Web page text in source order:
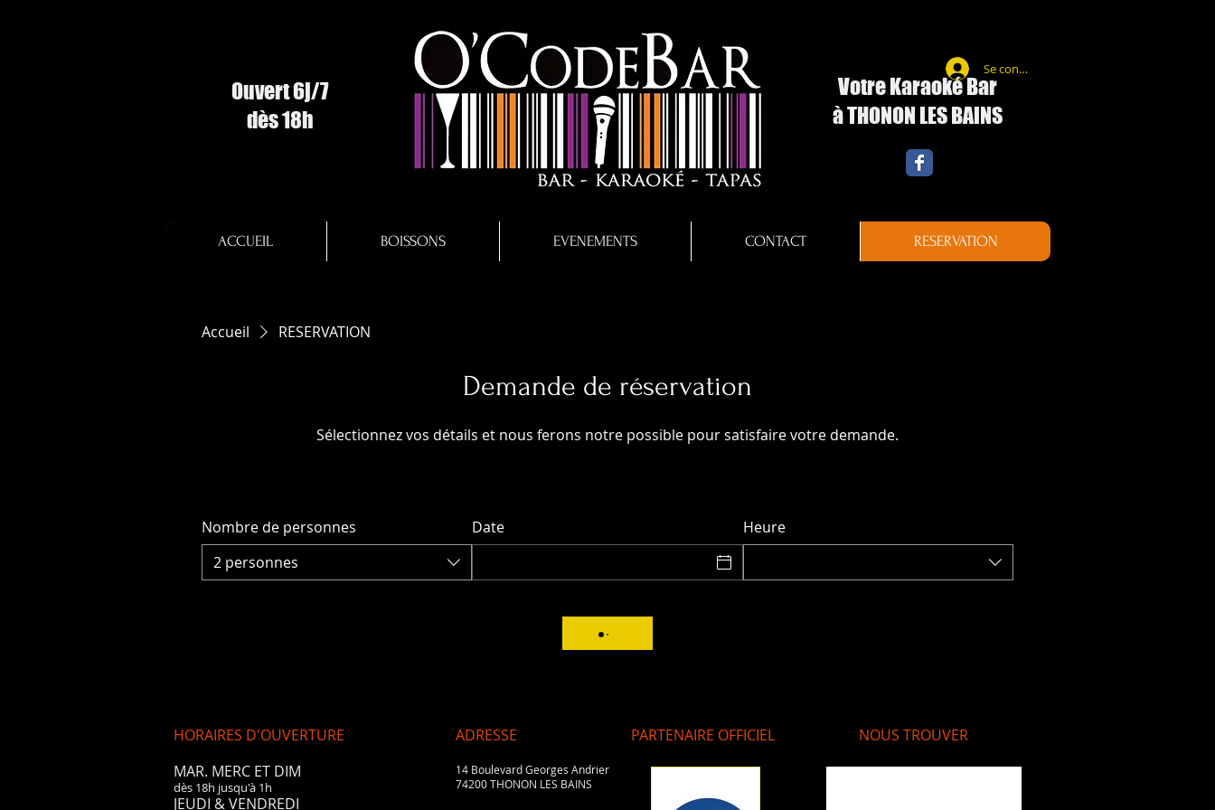
Votre Karaoké Bar
à THONON LES BAINS
Ouvert 6j/7
dès 18h
Se connecter
ACCUEIL BOISSONS EVENEMENTS CONTACT RESERVATION
Accueil RESERVATION
Demande de réservation
Sélectionnez vos détails et nous ferons notre possible pour satisfaire votre demande.
Nombre de personnes
2 personnes
Date Heure
HORAIRES D'OUVERTURE
MAR. MERC ET DIM
dès 18h jusqu'à 1h
JEUDI & VENDREDI
ADRESSE
14 Boulevard Georges Andrier
74200 THONON LES BAINS
PARTENAIRE OFFICIEL NOUS TROUVER